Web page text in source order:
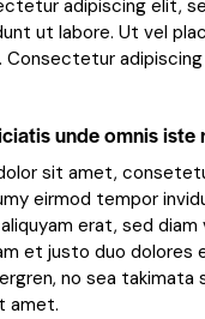
adipiscing elit,
ut labore. Ut vel
unde omnis iste
sit amet,
eirmod tempor
erat, sed
et justo duo dolores
no sea takimata
amet.